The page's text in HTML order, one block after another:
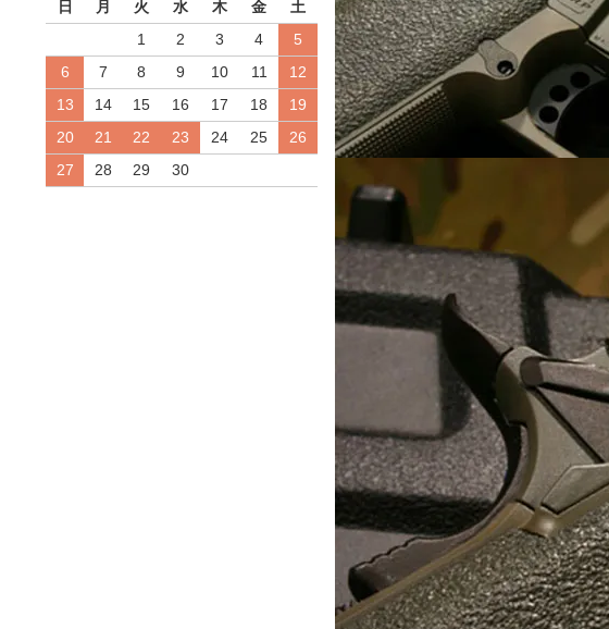
日
月 火 水 木 金
土
1
2 3 4
5
6
7 8 9 10 11
12
13
14 15 16 17 18
19
20
21 22 23 24 25
26
27
28 29 30